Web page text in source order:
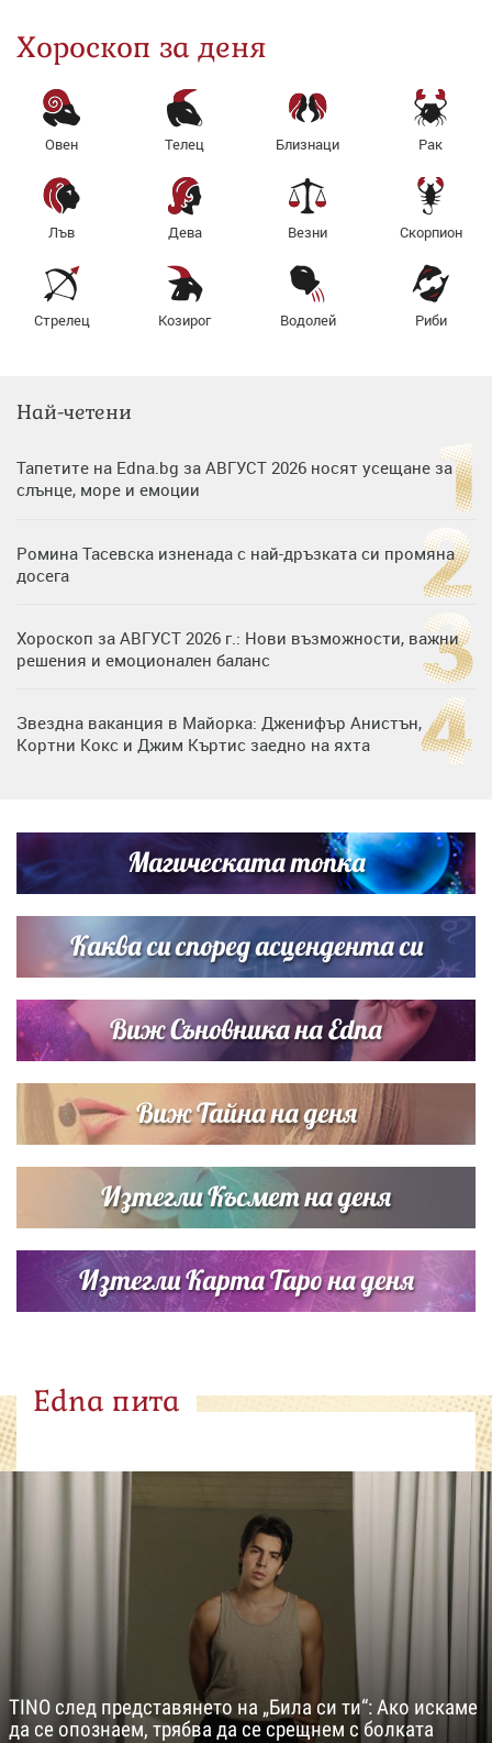
Хороскоп за деня
Овен Телец Близнаци Рак
Лъв Дева Везни Скорпион
Стрелец Козирог Водолей Риби
Най-четени
Тапетите на Edna.bg за АВГУСТ 2026 носят усещане за
слънце, море и емоции
Ромина Тасевска изненада с най-дръзката си промяна
досега
Хороскоп за АВГУСТ 2026 г.: Нови възможности, важни
решения и емоционален баланс
Звездна ваканция в Майорка: Дженифър Анистън,
Кортни Кокс и Джим Къртис заедно на яхта
Братя Аргирови я изненадаха с песен
Списъкът е ясен: Джей Ло и Риана във ВИП гостите на
сватбата на Роналдо
Магическата топка
Каква си според асцендента си
Виж Съновника на Edna
Виж Тайна на деня
Изтегли Късмет на деня
Изтегли Карта Таро на деня
Edna пита
TINO след представянето на „Била си ти“: Ако искаме
да се опознаем, трябва да се срещнем с болката